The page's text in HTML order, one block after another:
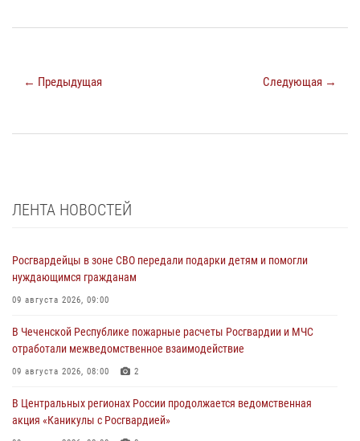
← Предыдущая Следующая →
ЛЕНТА НОВОСТЕЙ
Росгвардейцы в зоне СВО передали подарки детям и помогли
нуждающимся гражданам
09 августа 2026, 09:00
В Чеченской Республике пожарные расчеты Росгвардии и МЧС
отработали межведомственное взаимодействие
09 августа 2026, 08:00 2
В Центральных регионах России продолжается ведомственная
акция «Каникулы с Росгвардией»